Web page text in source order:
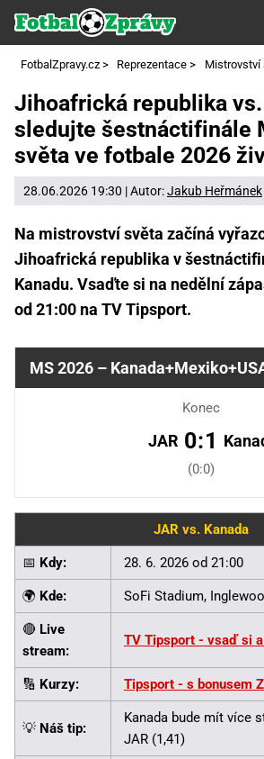
FotbalZpravy.cz > Reprezentace > Mistrovství
Jihoafrická republika vs.
sledujte šestnáctifinále
světa ve fotbale 2026
28.06.2026 19:30 | Autor:Jakub Heřmánek
Na mistrovství světa začíná
Jihoafrická republika v
Kanadu. Vsaďte si na nedělní
od 21:00 na TV Tipsport.
MS 2026 –
Konec
JAR 0:1
(0:0)
JAR vs. Kanada
📅 Kdy: 28. 6. 2026 od 21:00
🌍 Kde: SoFi Stadium,
🔴 Live
stream:
TV Tipsport - vsaď si
🔢 Kurzy: Tipsport - s bonusem
💡 Náš tip:
Kanada bude mít více
JAR (1,41)